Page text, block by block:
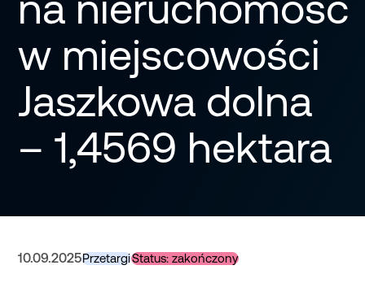
w miejscowości
Jaszkowa dolna
– 1,4569 hektara
10.09.2025PrzetargiStatus: zakończony